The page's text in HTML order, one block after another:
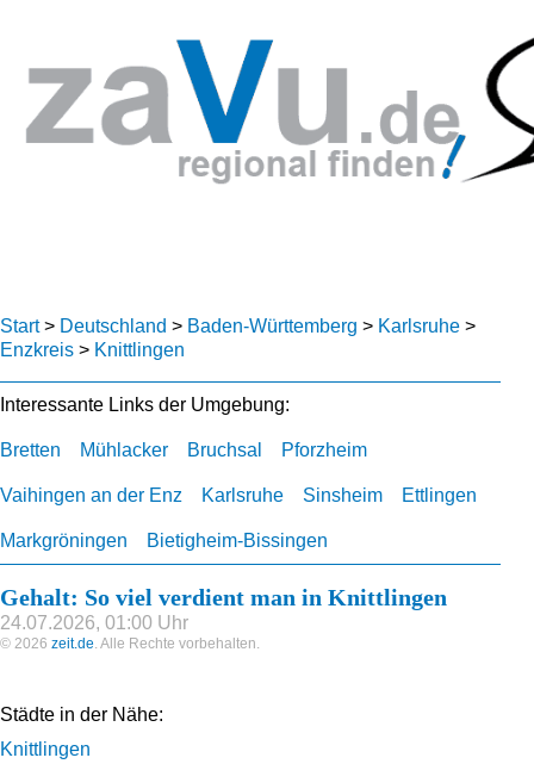
Start> Deutschland > Baden-Württemberg > Karlsruhe >
Enzkreis > Knittlingen
Interessante Links der Umgebung:
Bretten Mühlacker Bruchsal Pforzheim
Vaihingen an der Enz Karlsruhe Sinsheim Ettlingen
Markgröningen Bietigheim-Bissingen
Gehalt: So viel verdient man in Knittlingen
24.07.2026, 01:00 Uhr
© 2026 zeit.de. Alle Rechte vorbehalten.
Städte in der Nähe:
Knittlingen